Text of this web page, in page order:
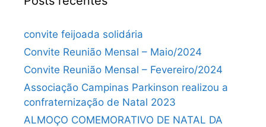
convite feijoada solidária
Convite Reunião Mensal – Maio/2024
Convite Reunião Mensal – Fevereiro/2024
Associação Campinas Parkinson realizou a
confraternização de Natal 2023
ALMOÇO COMEMORATIVO DE NATAL DA